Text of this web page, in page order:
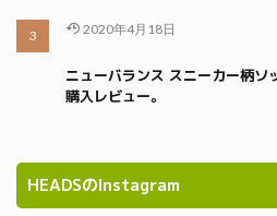
2020年4月18日
ニューバランス スニーカー柄ソ
購入レビュー。
HEADSのInstagram